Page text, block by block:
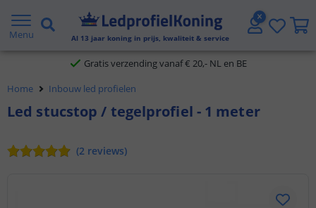
Menu Al 13 jaar koning in prijs, kwaliteit & service
2 jaar garantie
Gratis verzending vanaf € 20,- NL en BE
Klantbeoordeling 9.1
Home Inbouw led profielen
Led stucstop / tegelprofiel - 1 meter
(2 reviews)